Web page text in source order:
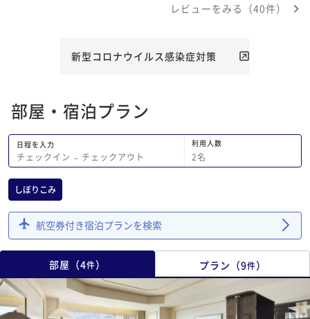
うでした。 広い空間
います。 ReluXさん
レビューをみる（40件）
新型コロナウイルス感染症対策
部屋・宿泊プラン
日程を入力
チェックイン − チェックアウト
利用人数
2名
しぼりこみ
航空券付き宿泊プランを検索
部屋 （4件） プラン （9件）